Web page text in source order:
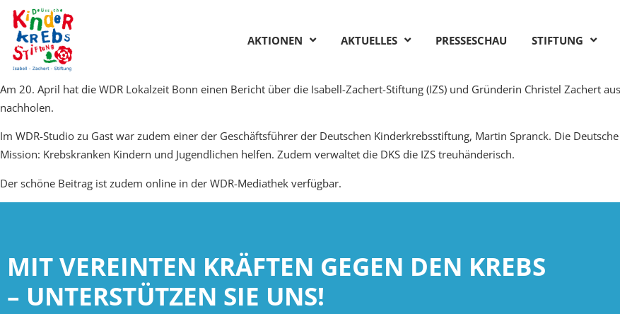
AKTIONEN AKTUELLES PRESSESCHAU STIFTUNG
Am 20. April hat die WDR Lokalzeit Bonn einen Bericht über die Isabell-Zachert-Stiftung (IZS) und Gründerin Christel Zachert
nachholen.
Im WDR-Studio zu Gast war zudem einer der Geschäftsführer der Deutschen Kinderkrebsstiftung, Martin Spranck. Die
Mission: Krebskranken Kindern und Jugendlichen helfen. Zudem verwaltet die DKS die IZS treuhänderisch.
Der schöne Beitrag ist zudem online in der WDR-Mediathek verfügbar.
MIT VEREINTEN KRÄFTEN GEGEN DEN KREBS
– UNTERSTÜTZEN SIE UNS!